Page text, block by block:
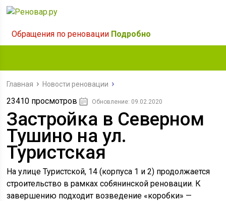
Обращения по реновации Подробно
Главная Новости реновации
23410 просмотров Обновление: 09.02.2020
Застройка в Северном
Тушино на ул.
Туристская
На улице Туристской, 14 (корпуса 1 и 2) продолжается
строительство в рамках собянинской реновации. К
завершению подходит возведение «коробки» —